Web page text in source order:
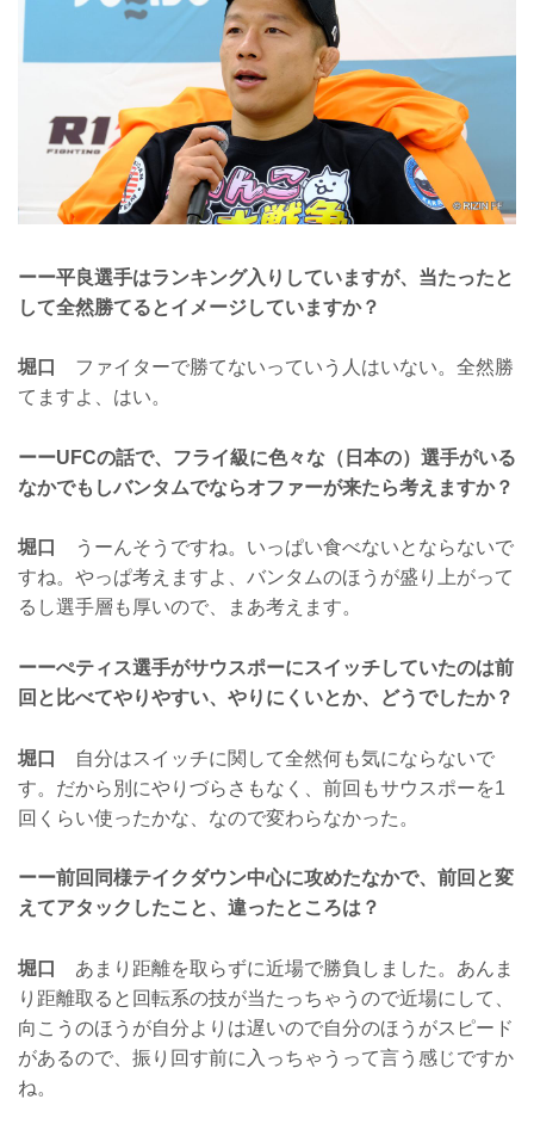
ーー平良選手はランキング入りしていますが、当たったと
して全然勝てるとイメージしていますか？
堀口
ファイターで勝てないっていう人はいない。全然勝
てますよ、はい。
ーーUFCの話で、フライ級に色々な（日本の）選手がいる
なかでもしバンタムでならオファーが来たら考えますか？
堀口
うーんそうですね。いっぱい食べないとならないで
すね。やっぱ考えますよ、バンタムのほうが盛り上がって
るし選手層も厚いので、まあ考えます。
ーーぺティス選手がサウスポーにスイッチしていたのは前
回と比べてやりやすい、やりにくいとか、どうでしたか？
堀口
自分はスイッチに関して全然何も気にならないで
す。だから別にやりづらさもなく、前回もサウスポーを1
回くらい使ったかな、なので変わらなかった。
ーー前回同様テイクダウン中心に攻めたなかで、前回と変
えてアタックしたこと、違ったところは？
堀口
あまり距離を取らずに近場で勝負しました。あんま
り距離取ると回転系の技が当たっちゃうので近場にして、
向こうのほうが自分よりは遅いので自分のほうがスピード
があるので、振り回す前に入っちゃうって言う感じですか
ね。